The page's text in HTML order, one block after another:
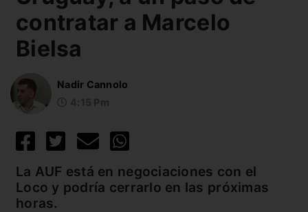
contratar a Marcelo
Bielsa
Nadir Cannolo
La AUF está en negociaciones con el
Loco y podría cerrarlo en las próximas
horas.